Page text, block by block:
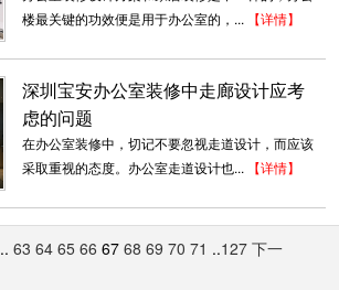
楼最关键的功效便是用于办公室的，... 【详情】
深圳宝安办公室装修中走廊设计应考
虑的问题
在办公室装修中，切记不要忽视走道设计，而应该
采取重视的态度。办公室走道设计也... 【详情】
.. 63 64 65 66 67 68 69 70 71 ..127 下一
都是需要注意的，办公室装修好坏...
主题酒店装修案例_龙岗酒店
酒店空间的功能无论多么完善，布局多么合理，
都必须做到动静分明。动与静是按照...
2018-06-28
布吉办公室装修案例展示
办公室房间的设计配置，一般而言，职位越高者